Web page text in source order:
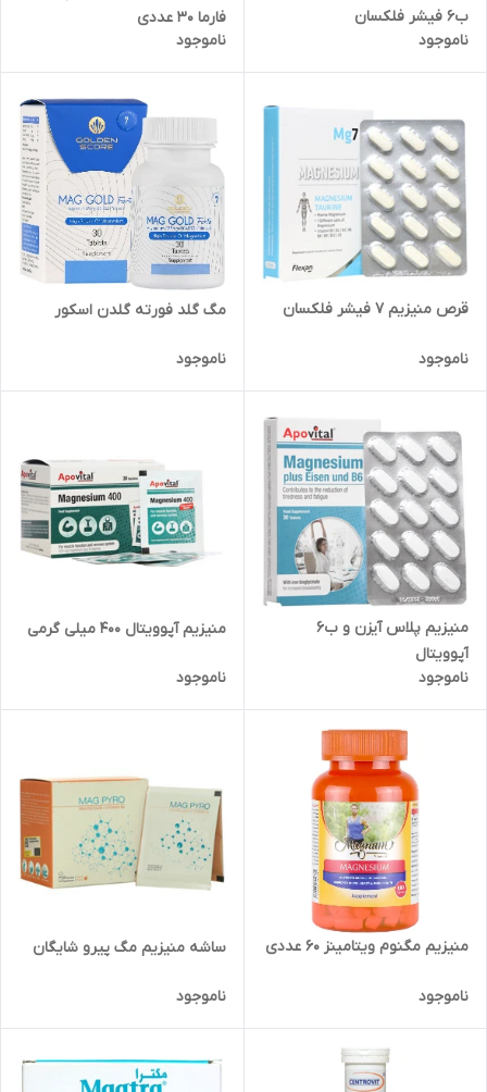
ب6 فیشر فلکسان
ناموجود
فارما 30 عددی
ناموجود
قرص منیزیم 7 فیشر فلکسان
ناموجود
مگ گلد فورته گلدن اسکور
ناموجود
منیزیم پلاس آیزن و ب6
آپوویتال
ناموجود
منیزیم آپوویتال 400 میلی گرمی
ناموجود
منیزیم مگنوم ویتامینز 60 عددی
ناموجود
ساشه منیزیم مگ پیرو شایگان
ناموجود